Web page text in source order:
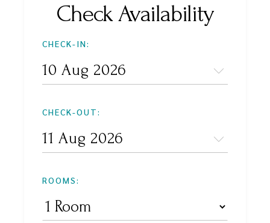
Check Availability
CHECK-IN:
CHECK-OUT:
ROOMS: